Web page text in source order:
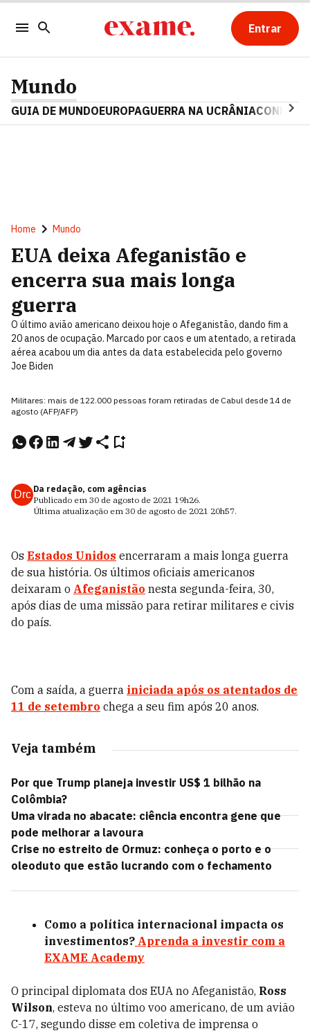
Entrar
Mundo
GUIA DE MUNDOEUROPAGUERRA NA UCRÂNIA
Home Mundo
EUA deixa Afeganistão e
encerra sua mais longa
guerra
O último avião americano deixou hoje o Afeganistão, dando fim a
20 anos de ocupação. Marcado por caos e um atentado, a retirada
aérea acabou um dia antes da data estabelecida pelo governo
Joe Biden
Militares: mais de 122.000 pessoas foram retiradas de Cabul desde 14 de
agosto (AFP/AFP)
Drc Da redação, com agências
Publicado em 30 de agosto de 2021 19h26.
Última atualização em 30 de agosto de 2021 20h57.
Os Estados Unidos encerraram a mais longa guerra
de sua história. Os últimos oficiais americanos
deixaram o Afeganistão nesta segunda-feira, 30,
após dias de uma missão para retirar militares e civis
do país.
Com a saída, a guerra iniciada após os atentados de
11 de setembro chega a seu fim após 20 anos.
Veja também
Por que Trump planeja investir US$ 1 bilhão na
Colômbia?
Uma virada no abacate: ciência encontra gene que
pode melhorar a lavoura
Crise no estreito de Ormuz: conheça o porto e o
oleoduto que estão lucrando com o fechamento
Como a política internacional impacta os
investimentos? Aprenda a investir com a
EXAME Academy
O principal diplomata dos EUA no Afeganistão, Ross
Wilson, esteva no último voo americano, de um avião
C-17, segundo disse em coletiva de imprensa o